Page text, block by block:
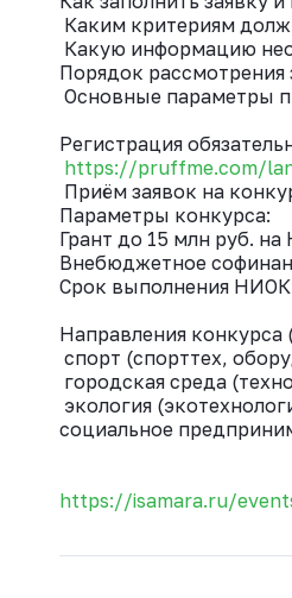
Каким критериям
Какую информацию
Порядок рассмотрения
Основные параметры
Регистрация
https://pruffme.com/
Приём заявок на
Параметры конкурса:
Грант до 15 млн руб.
Внебюджетное
Cрок выполнения
Направления конкурса
спорт (спорттех,
городская среда
экология
социальное
https://isamara.ru/